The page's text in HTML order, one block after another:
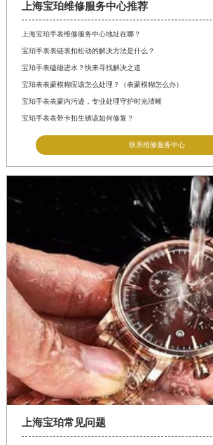
上海宝珀维修服务中心推荐
上海宝珀手表维修服务中心地址在哪？
宝珀手表表链表扣松动的解决方法是什么？
宝珀手表磕碰进水？快来寻找解决之道
宝珀表表蒙模糊应该怎么处理？（表蒙模糊怎么办）
宝珀手表表蒙内污迹，专业处理守护时光清晰
宝珀手表表带卡扣生锈该如何修复？
联系维修服务中心
上海宝珀常见问题